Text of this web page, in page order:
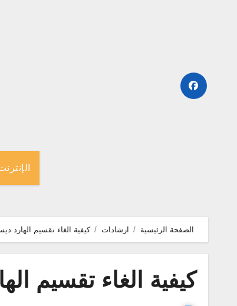
الصفحة الرئيسية ارشادات كيفية الغاء تقسيم الهارد
كيفية الغاء تقسيم